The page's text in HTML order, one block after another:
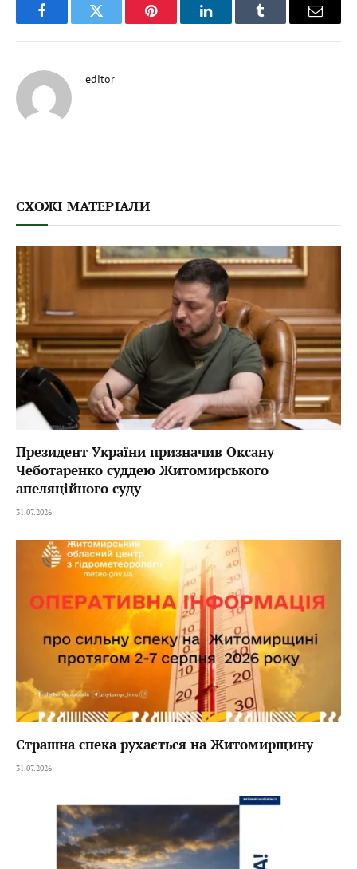
FacebookTwitter Pinterest LinkedInTumblr Email
editor
СХОЖІ МАТЕРІАЛИ
Президент України призначив Оксану
Чеботаренко суддею Житомирського
апеляційного суду
31.07.2026
Страшна спека рухається на Житомирщину
31.07.2026